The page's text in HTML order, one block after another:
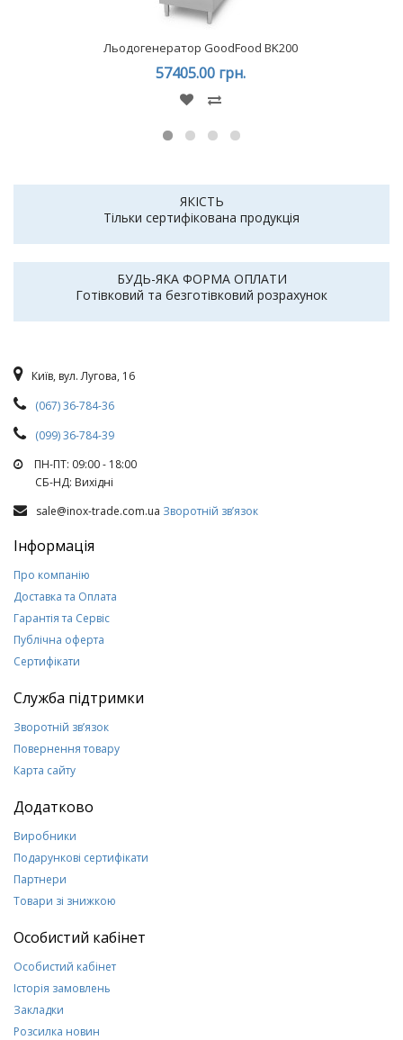
Льодогенератор GoodFood BK200
57405.00 грн.
ЯКІСТЬ
Тільки сертифікована продукція
БУДЬ-ЯКА ФОРМА ОПЛАТИ
Готівковий та безготівковий розрахунок
Київ, вул. Лугова, 16
(067) 36-784-36
(099) 36-784-39
ПН-ПТ: 09:00 - 18:00
СБ-НД: Вихiднi
sale@inox-trade.com.ua Зворотній зв’язок
Інформація
Про компанію
Доставка та Оплата
Гарантія та Сервіс
Публічна оферта
Сертифікати
Служба підтримки
Зворотній зв’язок
Повернення товару
Карта сайту
Додатково
Виробники
Подарункові сертифікати
Партнери
Товари зі знижкою
Особистий кабінет
Особистий кабінет
Історія замовлень
Закладки
Розсилка новин